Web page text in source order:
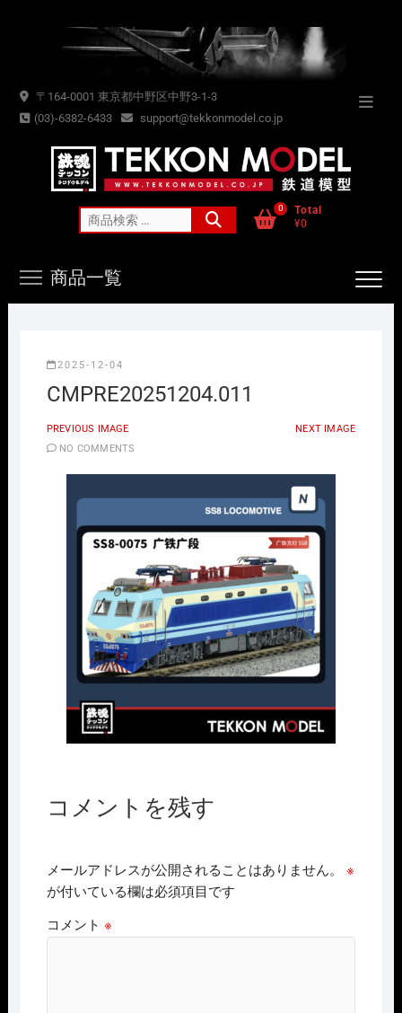
〒164-0001 東京都中野区中野3-1-3
(03)-6382-6433
support@tekkonmodel.co.jp
索
0
Total
¥0
商品一覧
2025-12-04
CMPRE20251204.011
PREVIOUS IMAGE
NEXT IMAGE
NO COMMENTS
コメントを残す
メールアドレスが公開されることはありません。
※
が付いている欄は必須項目です
コメント ※